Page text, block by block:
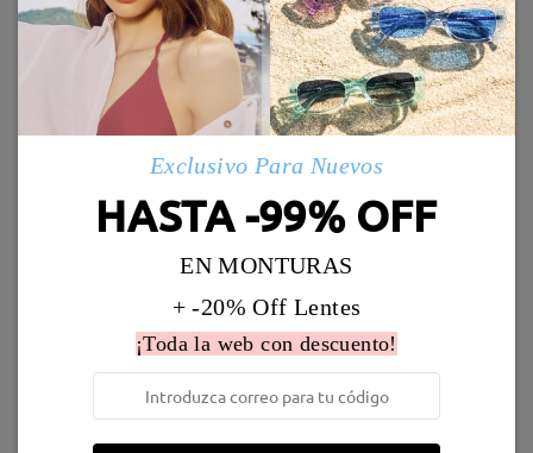
Leer todos los
comentarios
Deje su comentario
Enviado
5-7 días laborales detalles
Llegado
Marcos Similares
Judy174
Exclusivo Para Nuevos
HASTA -99% OFF
EN MONTURAS
+ -20% Off Lentes
¡Toda la web con descuento!